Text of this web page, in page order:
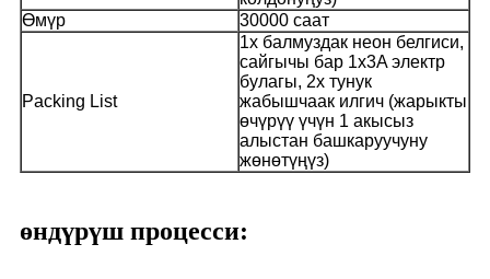
Өмүр
30000 саат
Packing List
1x балмуздак неон белгиси,
сайгычы бар 1x3A электр
булагы, 2x тунук
жабышчаак илгич (жарыкты
өчүрүү үчүн 1 акысыз
алыстан башкаруучуну
жөнөтүңүз)
өндүрүш процесси: